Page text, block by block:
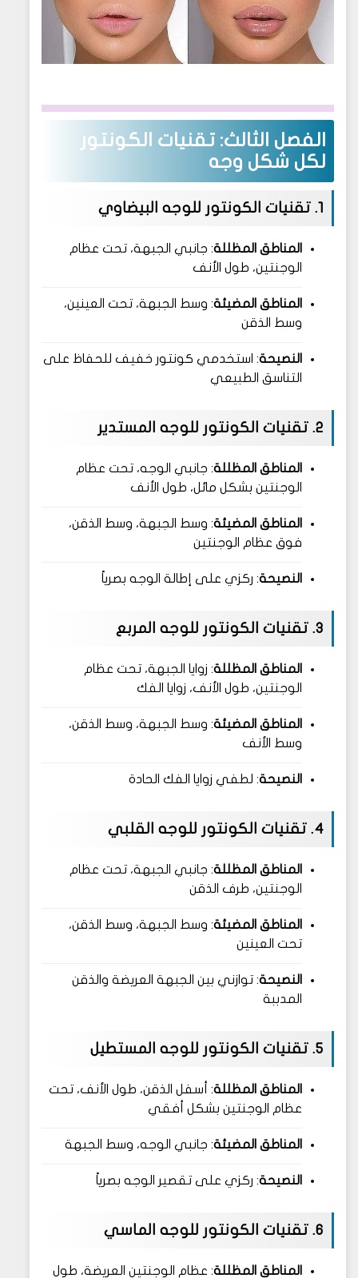
الفصل الثالث: تقنيات الكونتور
لكل شكل وجه
1. تقنيات الكونتور للوجه البيضاوي
المناطق المظللة: جانبي الجبهة، تحت عظام
الوجنتين، طول الأنف
المناطق المضيئة: وسط الجبهة، تحت العينين،
وسط الذقن
النصيحة: استخدمي كونتور خفيف للحفاظ على
التناسق الطبيعي
2. تقنيات الكونتور للوجه المستدير
المناطق المظللة: جانبي الوجه، تحت عظام
الوجنتين بشكل مائل، طول الأنف
المناطق المضيئة: وسط الجبهة، وسط الذقن،
فوق عظام الوجنتين
النصيحة: ركزي على إطالة الوجه بصرياً
3. تقنيات الكونتور للوجه المربع
المناطق المظللة: زوايا الجبهة، تحت عظام
الوجنتين، طول الأنف، زوايا الفك
المناطق المضيئة: وسط الجبهة، وسط الذقن،
وسط الأنف
النصيحة: لطفي زوايا الفك الحادة
4. تقنيات الكونتور للوجه القلبي
المناطق المظللة: جانبي الجبهة، تحت عظام
الوجنتين، طرف الذقن
المناطق المضيئة: وسط الجبهة، وسط الذقن،
تحت العينين
النصيحة: توازني بين الجبهة العريضة والذقن
المدببة
5. تقنيات الكونتور للوجه المستطيل
المناطق المظللة: أسفل الذقن، طول الأنف، تحت
عظام الوجنتين بشكل أفقي
المناطق المضيئة: جانبي الوجه، وسط الجبهة
النصيحة: ركزي على تقصير الوجه بصرياً
6. تقنيات الكونتور للوجه الماسي
المناطق المظللة: عظام الوجنتين العريضة، طول